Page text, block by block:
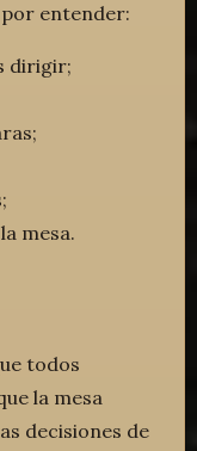
entender:
dirigir;
mesa.
todos
la mesa
decisiones de